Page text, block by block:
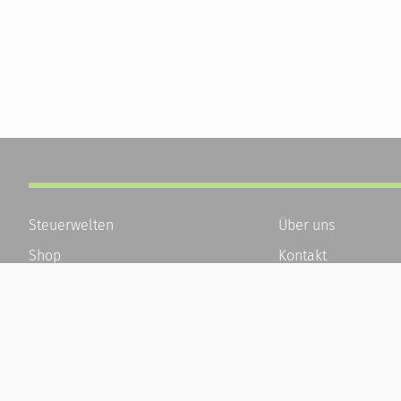
Steuerwelten
Shop
Über uns
Kontakt